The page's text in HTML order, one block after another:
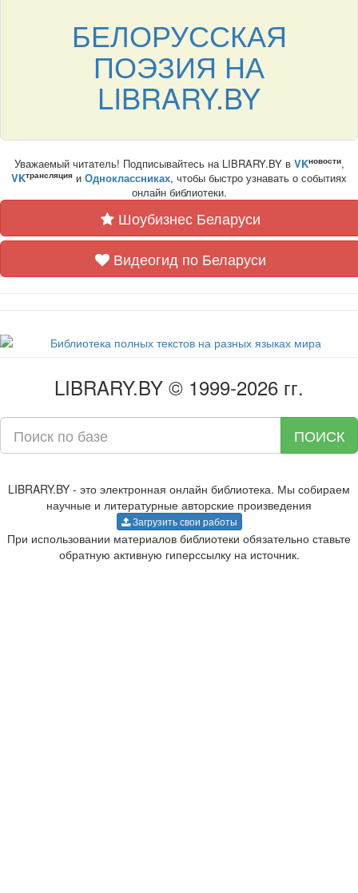
БЕЛОРУССКАЯ
ПОЭЗИЯ НА
LIBRARY.BY
Уважаемый читатель! Подписывайтесь на LIBRARY.BY в VKновости,
VKтрансляция и Одноклассниках, чтобы быстро узнавать о событиях
онлайн библиотеки.
Шоубизнес Беларуси
Видеогид по Беларуси
LIBRARY.BY © 1999-2026 гг.
ПОИСК
LIBRARY.BY - это электронная онлайн библиотека. Мы собираем
научные и литературные авторские произведения
Загрузить свои работы
При использовании материалов библиотеки обязательно ставьте
обратную активную гиперссылку на источник.